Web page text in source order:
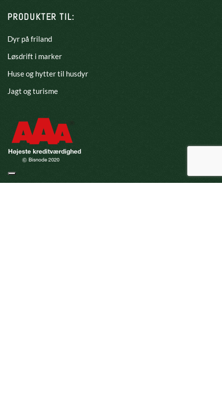
PRODUKTER TIL:
Dyr på friland
Løsdrift i marker
Huse og hytter til husdyr
Jagt og turisme